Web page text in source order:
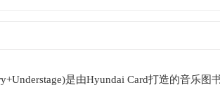
是由Hyundai Card打造的音乐图